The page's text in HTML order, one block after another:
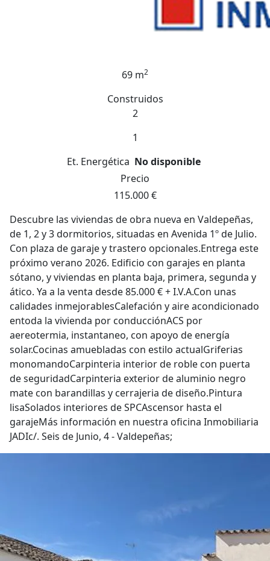
69 m2
Construidos
2
1
Et. Energética No disponible
Precio
115.000 €
Descubre las viviendas de obra nueva en Valdepeñas,
de 1, 2 y 3 dormitorios, situadas en Avenida 1º de Julio.
Con plaza de garaje y trastero opcionales.Entrega este
próximo verano 2026. Edificio con garajes en planta
sótano, y viviendas en planta baja, primera, segunda y
ático. Ya a la venta desde 85.000 € + I.V.A.Con unas
calidades inmejorablesCalefación y aire acondicionado
entoda la vivienda por conducciónACS por
aereotermia, instantaneo, con apoyo de energía
solar.Cocinas amuebladas con estilo actualGriferias
monomandoCarpinteria interior de roble con puerta
de seguridadCarpinteria exterior de aluminio negro
mate con barandillas y cerrajeria de diseño.Pintura
lisaSolados interiores de SPCAscensor hasta el
garajeMás información en nuestra oficina Inmobiliaria
JADIc/. Seis de Junio, 4 - Valdepeñas;